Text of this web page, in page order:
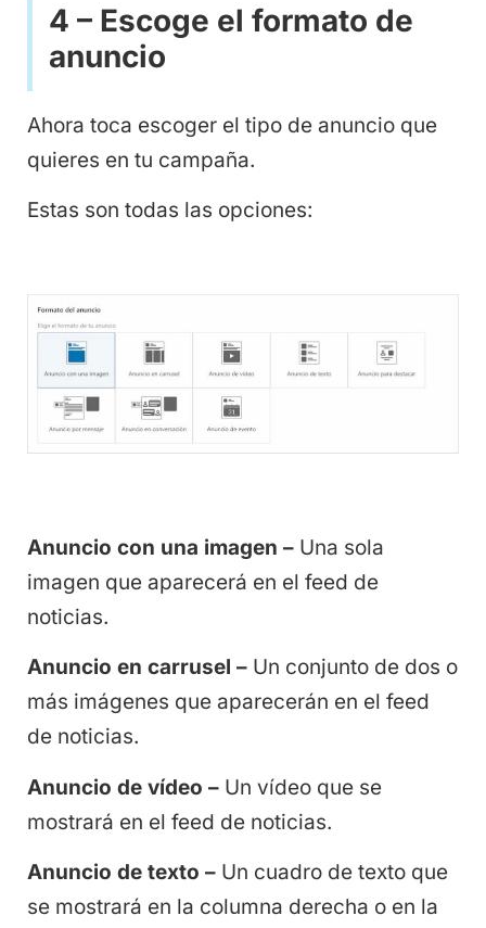
4 – Escoge el formato de
anuncio
Ahora toca escoger el tipo de anuncio que
quieres en tu campaña.
Estas son todas las opciones:
Anuncio con una imagen – Una sola
imagen que aparecerá en el feed de
noticias.
Anuncio en carrusel – Un conjunto de dos o
más imágenes que aparecerán en el feed
de noticias.
Anuncio de vídeo – Un vídeo que se
mostrará en el feed de noticias.
Anuncio de texto – Un cuadro de texto que
se mostrará en la columna derecha o en la